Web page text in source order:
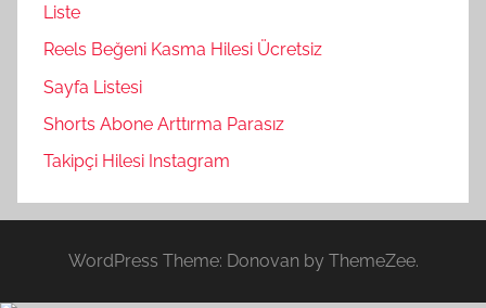
Liste
Reels Beğeni Kasma Hilesi Ücretsiz
Sayfa Listesi
Shorts Abone Arttırma Parasız
Takipçi Hilesi Instagram
WordPress Theme: Donovan by ThemeZee.